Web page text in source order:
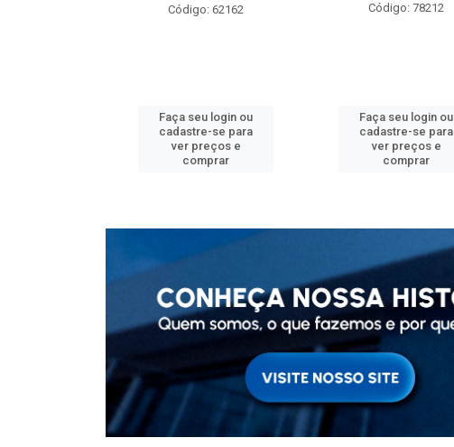
Código: 62162
Faça seu login ou
cadastre-se para
ver preços e
comprar
Código: 78212
Faça seu login ou
cadastre-se para
ver preços e
comprar